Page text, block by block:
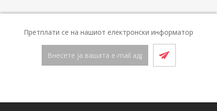
Претплати се на нашиот електронски информатор